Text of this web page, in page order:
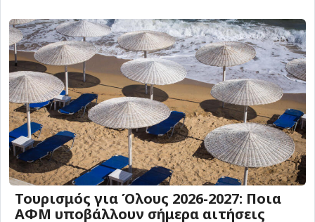
Τουρισμός για Όλους 2026-2027: Ποια
ΑΦΜ υποβάλλουν σήμερα αιτήσεις